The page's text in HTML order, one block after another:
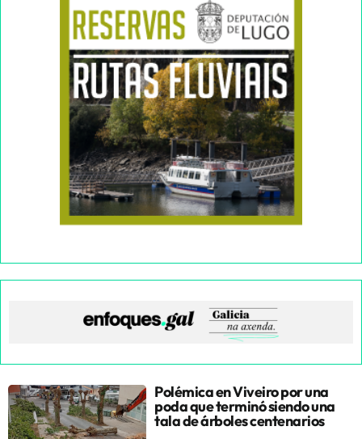
Polémica en Viveiro por una
poda que terminó siendo una
tala de árboles centenarios